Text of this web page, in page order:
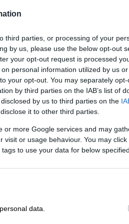
third parties, or processing of your
by us, please use the below opt-out
your opt-out request is processed
personal information utilized by us
your opt-out. You may separately
by third parties on the IAB’s list of
by us to third parties on the
it to other third parties.
or more Google services and may
visit or usage behaviour. You may
to use your data for below
data.
για τα
23:30
Αστυνομικοί
του είχαν λάβει
πόρτα σε πάρτι
Sunday Times
που
στους φακέλους